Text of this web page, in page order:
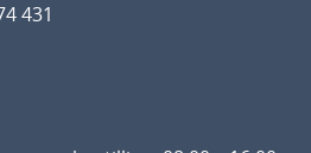
431